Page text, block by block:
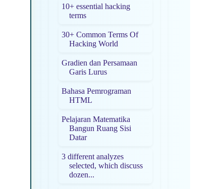
10+ essential hacking
terms
30+ Common Terms Of
Hacking World
Gradien dan Persamaan
Garis Lurus
Bahasa Pemrograman
HTML
Pelajaran Matematika
Bangun Ruang Sisi
Datar
3 different analyzes
selected, which discuss
dozen...